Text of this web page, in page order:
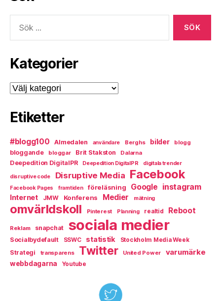
efter:
Kategorier
Kategorier
Etiketter
#blogg100 Almedalen användare Berghs bilder blogg
bloggande bloggar Brit Stakston Dalarna
Deepedition DigitalPR Deepedition DigitalPR digitala trender
disruptive code Disruptive Media Facebook
Facebook Pages framtiden föreläsning Google instagram
Internet JMW Konferens Medier mätning
omvärldskoll Pinterest Planning realtid Reboot
Reklam snapchat sociala medier
Socialbydefault SSWC statistik Stockholm Media Week
Strategi transparens Twitter United Power varumärke
webbdagarna Youtube